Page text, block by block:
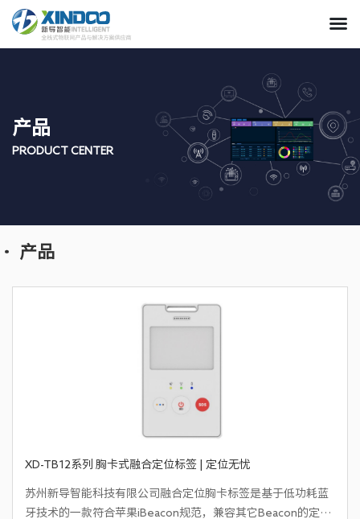
产品
PRODUCT CENTER
产品
XD-TB12系列 胸卡式融合定位标签 | 定位无忧
苏州新导智能科技有限公司融合定位胸卡标签是基于低功耗蓝
牙技术的一款符合苹果iBeacon规范，兼容其它Beacon的定位